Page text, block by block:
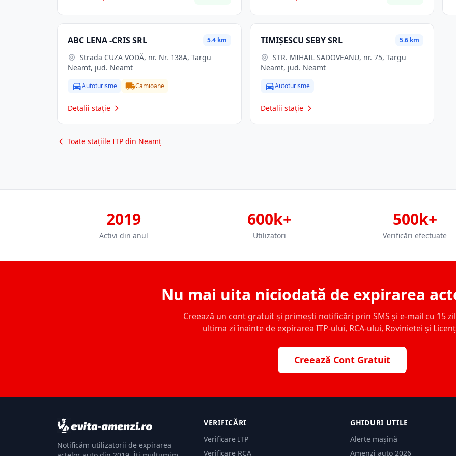
ABC LENA -CRIS SRL 5.4 km
Neamt, jud. Neamt
Autoturisme Camioane
Detalii stație
TIMIŞESCU SEBY SRL 5.6 km
Neamt, jud. Neamt
Autoturisme
Detalii stație
Toate stațiile ITP din Neamț
2019
Activi din anul
600k+
Utilizatori
500k+
Verificări efectuate
Nu mai uita niciodată de expirarea
Creează un cont gratuit și primești notificări prin SMS și e-mail cu 15
ultima zi înainte de expirarea ITP-ului, RCA-ului, Rovinietei și
Creează Cont Gratuit
Notificăm utilizatorii de expirarea
VERIFICĂRI
Verificare ITP
Verificare RCA
GHIDURI UTILE
Alerte mașină
Amenzi auto 2026